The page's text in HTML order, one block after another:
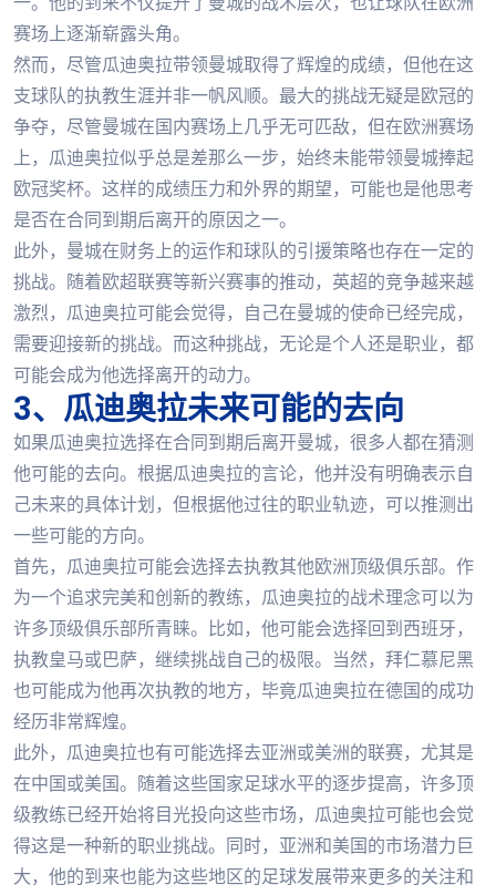
赛场上逐渐崭露头角。
然而，尽管瓜迪奥拉带领曼城取得了辉煌的成绩，但他在这
支球队的执教生涯并非一帆风顺。最大的挑战无疑是欧冠的
争夺，尽管曼城在国内赛场上几乎无可匹敌，但在欧洲赛场
上，瓜迪奥拉似乎总是差那么一步，始终未能带领曼城捧起
欧冠奖杯。这样的成绩压力和外界的期望，可能也是他思考
是否在合同到期后离开的原因之一。
此外，曼城在财务上的运作和球队的引援策略也存在一定的
挑战。随着欧超联赛等新兴赛事的推动，英超的竞争越来越
激烈，瓜迪奥拉可能会觉得，自己在曼城的使命已经完成，
需要迎接新的挑战。而这种挑战，无论是个人还是职业，都
可能会成为他选择离开的动力。
3、瓜迪奥拉未来可能的去向
如果瓜迪奥拉选择在合同到期后离开曼城，很多人都在猜测
他可能的去向。根据瓜迪奥拉的言论，他并没有明确表示自
己未来的具体计划，但根据他过往的职业轨迹，可以推测出
一些可能的方向。
首先，瓜迪奥拉可能会选择去执教其他欧洲顶级俱乐部。作
为一个追求完美和创新的教练，瓜迪奥拉的战术理念可以为
许多顶级俱乐部所青睐。比如，他可能会选择回到西班牙，
执教皇马或巴萨，继续挑战自己的极限。当然，拜仁慕尼黑
也可能成为他再次执教的地方，毕竟瓜迪奥拉在德国的成功
经历非常辉煌。
此外，瓜迪奥拉也有可能选择去亚洲或美洲的联赛，尤其是
在中国或美国。随着这些国家足球水平的逐步提高，许多顶
级教练已经开始将目光投向这些市场，瓜迪奥拉可能也会觉
得这是一种新的职业挑战。同时，亚洲和美国的市场潜力巨
大，他的到来也能为这些地区的足球发展带来更多的关注和